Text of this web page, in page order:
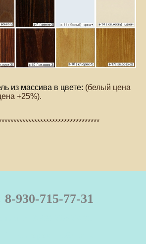
из массива в цвете: (белый цена
+25%).
8-930-715-77-31